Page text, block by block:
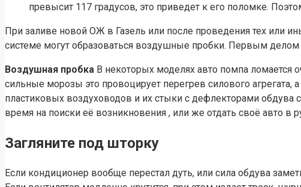
превысит 117 градусов, это приведет к его поломке.
При заливе новой ОЖ в Газель или после проведения тех или
системе могут образоваться воздушные пробки. Первым
Воздушная пробка В некоторых моделях авто помпа ломается
сильные морозы это провоцирует перегрев силового
пластиковых воздуховодов и их стыки с дефлекторами обдува
время на поиски её возникновения , или же отдать своё авто в
Загляните под шторку
Если кондиционер вообще перестал дуть, или сила обдува